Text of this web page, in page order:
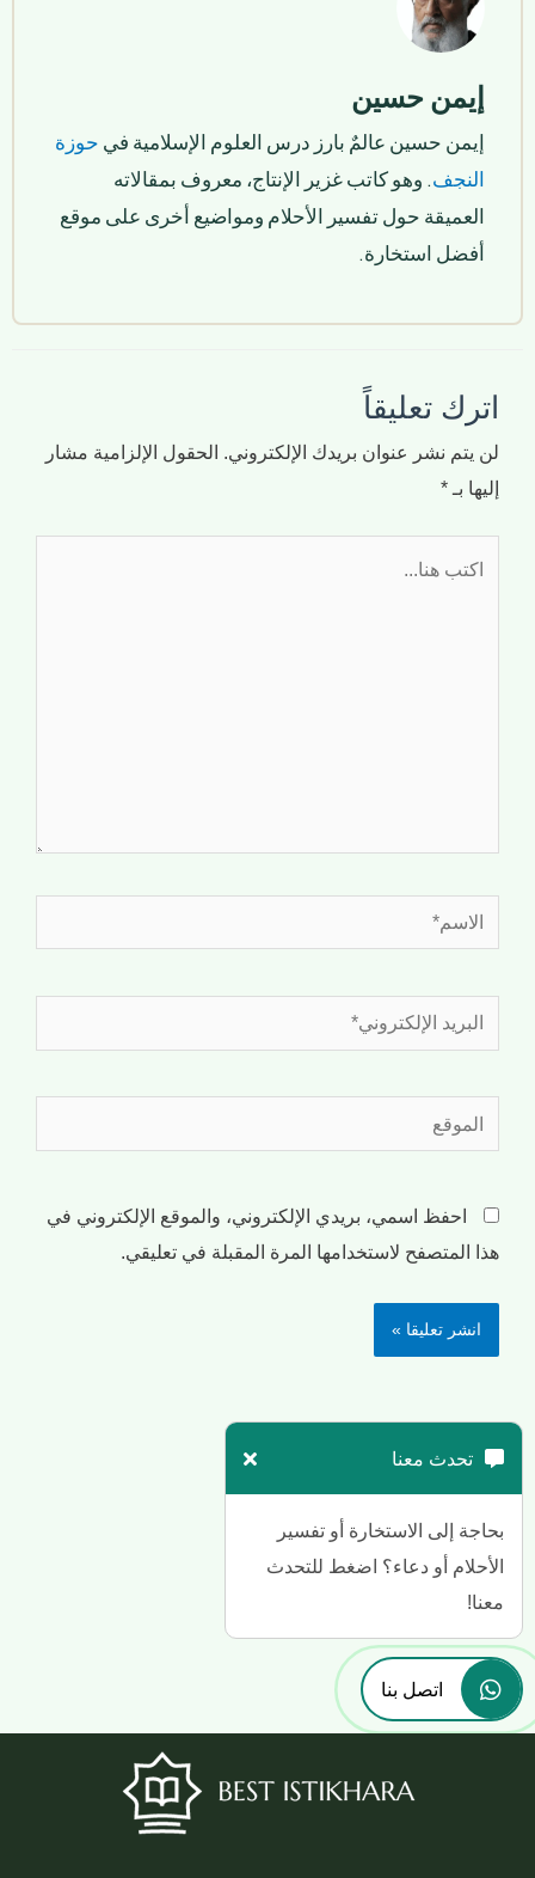
إيمن حسين
إيمن حسين عالمٌ بارز درس العلوم الإسلامية في حوزة
النجف. وهو كاتب غزير الإنتاج، معروف بمقالاته
العميقة حول تفسير الأحلام ومواضيع أخرى على موقع
أفضل استخارة.
اترك تعليقاً
لن يتم نشر عنوان بريدك الإلكتروني. الحقول الإلزامية مشار
إليها بـ *
احفظ اسمي، بريدي الإلكتروني، والموقع الإلكتروني في
هذا المتصفح لاستخدامها المرة المقبلة في تعليقي.
تحدث معنا
بحاجة إلى الاستخارة أو تفسير
الأحلام أو دعاء؟ اضغط للتحدث
معنا!
اتصل بنا